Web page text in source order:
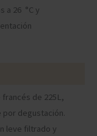
a 26 °C y
de 225L,
por degustación.
leve filtrado y